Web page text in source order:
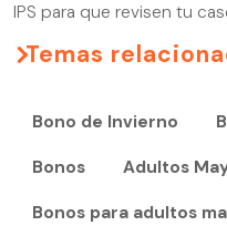
IPS para que revisen tu
Temas
Bono de Invierno
Bonos Adultos
Bonos para adultos